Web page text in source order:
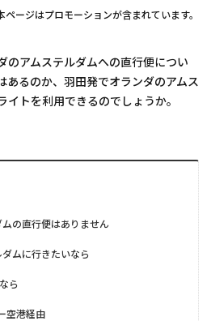
ページはプロモーションが含まれています。
のアムステルダムへの直行便につい
あるのか、羽田発でオランダのアムス
トを利用できるのでしょうか。
の直行便はありません
ムに行きたいなら
ら
空港経由